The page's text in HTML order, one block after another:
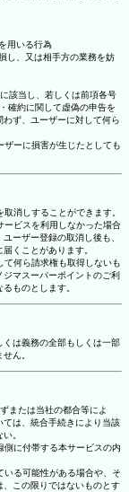
用いる行為
し、又は相手方の業務を妨
該当し、若しくは前項各号
確約に関して虚偽の申告を
ず、ユーザーに対して何ら
ーに損害が生じたとしても
消しすることができます。
ービスを利用しなかった場合
ーザー登録の取消し後も、
くことがあります。
何ら請求権も取得しないも
マスーパーポイントのご利
ものとします。
は義務の全部もしくは一部
ん。
または当社の都合等によ
ては、統合手続きにより当該
。
に付帯する本サービスの内
る可能性がある場合や、そ
この限りではないものとす